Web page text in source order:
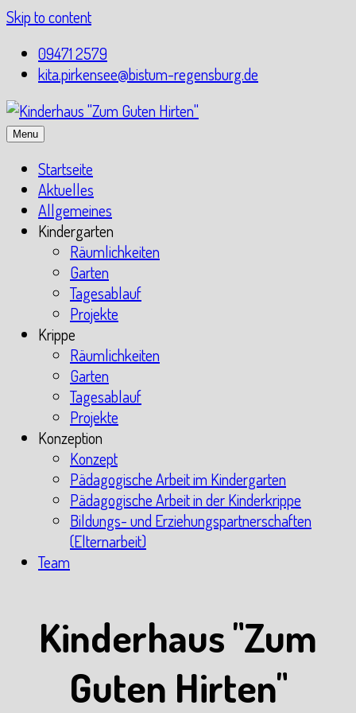
Skip to content
09471 2579
kita.pirkensee@bistum-regensburg.de
Menu
Startseite
Aktuelles
Allgemeines
Kindergarten
Räumlichkeiten
Garten
Tagesablauf
Projekte
Krippe
Räumlichkeiten
Garten
Tagesablauf
Projekte
Konzeption
Konzept
Pädagogische Arbeit im Kindergarten
Pädagogische Arbeit in der Kinderkrippe
Bildungs- und Erziehungspartnerschaften
(Elternarbeit)
Team
Kinderhaus "Zum
Guten Hirten"